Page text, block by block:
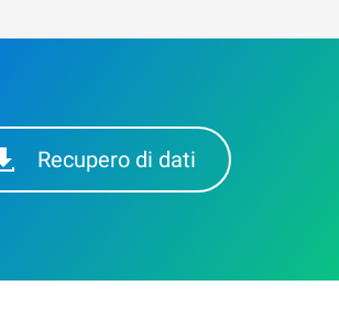
Recupero di dati